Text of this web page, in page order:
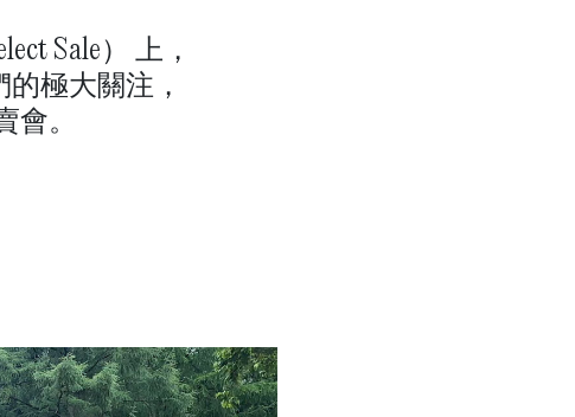
Sale） 上，
極大關注，
。